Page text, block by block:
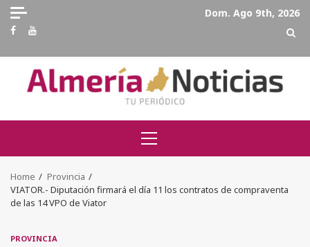
Skip
content
Dom. Ago 9th, 2026
Facebook
Youtube
Primary
Menu
Home
Provincia
VIATOR.- Diputación firmará el día 11 los contratos de compraventa
de las 14 VPO de Viator
PROVINCIA